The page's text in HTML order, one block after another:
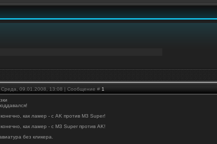
Среда, 09.01.2008, 13:08 | Сообщение # 1
как ламер - с AK против M3 Super!
как ламер - с M3 Super против AK!
без кликера.